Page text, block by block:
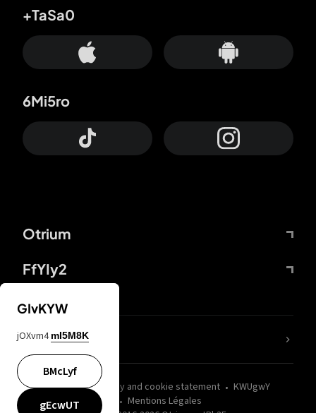
Otrium
FfYIy2
+TaSa0
6Mi5ro
wZQPfd Privacy and cookie statement
KWUgwY
Mentions Légales
nLC6tu
GIvKYW
jOXvm4 mI5M8K
BMcLyf
gEcwUT